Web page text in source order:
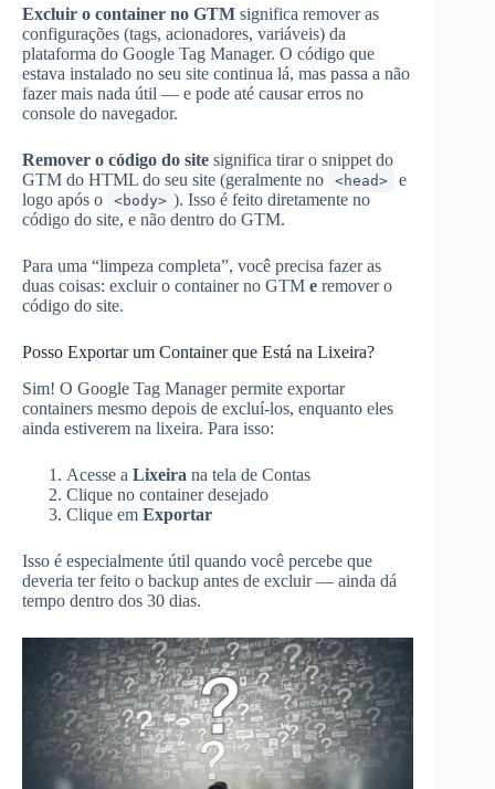
Excluir o container no GTM significa remover as
configurações (tags, acionadores, variáveis) da
plataforma do Google Tag Manager. O código que
estava instalado no seu site continua lá, mas passa a não
fazer mais nada útil — e pode até causar erros no
console do navegador.
Remover o código do site significa tirar o snippet do
GTM do HTML do seu site (geralmente no
<head>
e
logo após o
<body> ). Isso é feito diretamente no
código do site, e não dentro do GTM.
Para uma “limpeza completa”, você precisa fazer as
duas coisas: excluir o container no GTM e remover o
código do site.
Posso Exportar um Container que Está na Lixeira?
Sim! O Google Tag Manager permite exportar
containers mesmo depois de excluí-los, enquanto eles
ainda estiverem na lixeira. Para isso:
Acesse a Lixeira na tela de Contas
Clique no container desejado
Clique em Exportar
Isso é especialmente útil quando você percebe que
deveria ter feito o backup antes de excluir — ainda dá
tempo dentro dos 30 dias.